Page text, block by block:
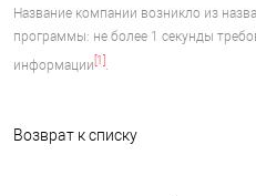
Название компании возникло из
программы: не более 1 секунды
информации [1] .
Возврат к списку